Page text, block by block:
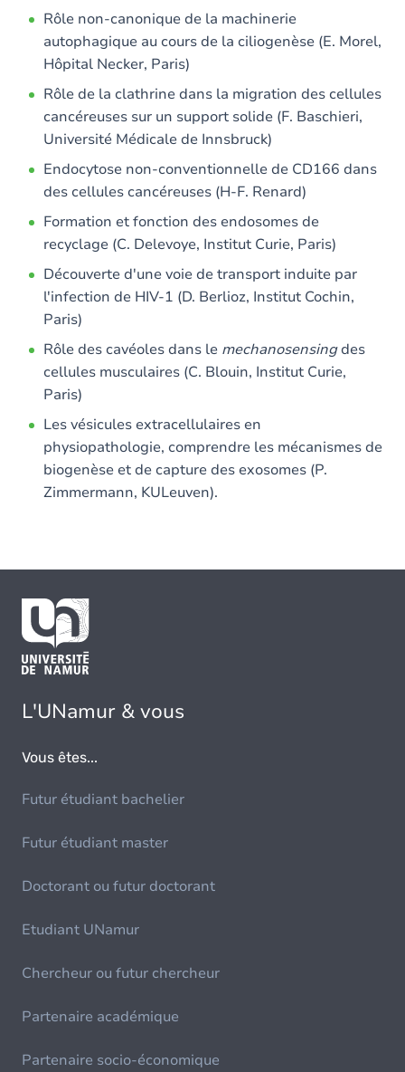
Rôle non-canonique de la machinerie
autophagique au cours de la ciliogenèse (E. Morel,
Hôpital Necker, Paris)
Rôle de la clathrine dans la migration des cellules
cancéreuses sur un support solide (F. Baschieri,
Université Médicale de Innsbruck)
Endocytose non-conventionnelle de CD166 dans
des cellules cancéreuses (H-F. Renard)
Formation et fonction des endosomes de
recyclage (C. Delevoye, Institut Curie, Paris)
Découverte d'une voie de transport induite par
l'infection de HIV-1 (D. Berlioz, Institut Cochin,
Paris)
Rôle des cavéoles dans le mechanosensingdes
cellules musculaires (C. Blouin, Institut Curie,
Paris)
Les vésicules extracellulaires en
physiopathologie, comprendre les mécanismes de
biogenèse et de capture des exosomes (P.
Zimmermann, KULeuven).
L'UNamur & vous
Vous êtes...
Futur étudiant bachelier
Futur étudiant master
Doctorant ou futur doctorant
Etudiant UNamur
Chercheur ou futur chercheur
Partenaire académique
Partenaire socio-économique